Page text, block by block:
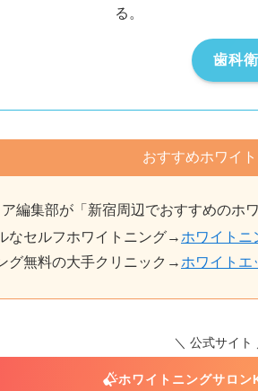
る。
歯科
おすすめホワイ
編集部が「新宿周辺でおすすめのホ
なセルフホワイトニング→ ホワイトニ
グ無料の大手クリニック→ ホワイトエ
＼ 公式サイト
ホワイトニングサロ